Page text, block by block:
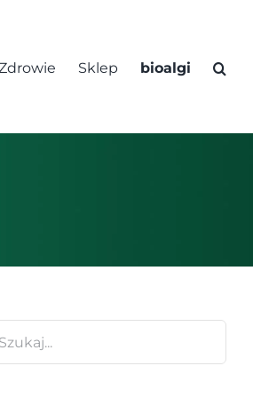
Sklep bioalgi